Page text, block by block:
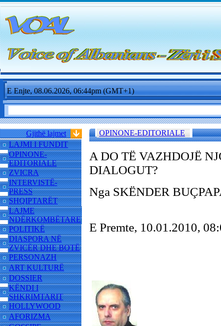
E Enjte, 08.06.2026, 06:44pm (GMT+1)
Gjithë lajmet
LAJMI I FUNDIT
OPINONE-
EDITORIALE
ZVICRA
INTERVISTË-
PRESS
SHQIPTARËT
LAJME
NDËRKOMBËTARE
POLITIKË
DIASPORA NË
ZVICËR DHE BOTË
PERSONAZH
ART KULTURË
DOSSIER
KËNDI I
SHKRIMTARIT
HOLLYWOOD
AFORIZMA
OPINONE-EDITORIALE
A DO TË VAZHDOJË
DIALOGUT?
Nga SKËNDER BU
E Premte, 10.01.2010,